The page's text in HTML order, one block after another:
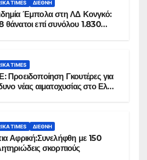
TIMES ΔΙΕΘΝΉ
Έμπολα στη ΛΔ Κονγκό:
θάνατοι επί συνόλου 1.830
TIMES
Προειδοποίηση Γκουτέρες για
νέας αιματοχυσίας στο Ελ
TIMES ΔΙΕΘΝΉ
Αφρική:Συνελήφθη με 150
σκορπιούς